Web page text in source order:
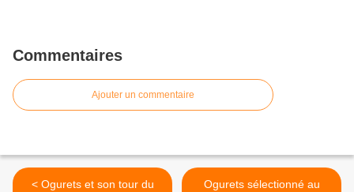
Commentaires
Ajouter un commentaire
< Ogurets et son tour du
Ogurets sélectionné au